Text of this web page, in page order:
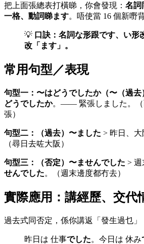
把上面張總表打橫睇，你會發現： 名詞
一格、動詞睇ます。唔使當 16 個新嘢
💡 口訣：名詞な形跟です、い形
改「ます」。
常用句型／表現
句型一：〜はどうでしたか（〜（過去
どうでしたか。—— 緊張しました。
張）
句型二：（過去）〜ました > 昨日、大
（尋日去咗大阪）
句型三：（否定）〜ませんでした > 週
せんでした。（週末邊度都冇去）
實際應用：講經歷、交代
過去式同否定，係你講返「發生過乜」
昨日は 仕事でした。今日は 休み